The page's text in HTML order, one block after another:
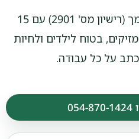
: מדביר מוסמך (רישיון מס' 2901) עם 15
בטוח לילדים ולחיות
על כל עבודה.